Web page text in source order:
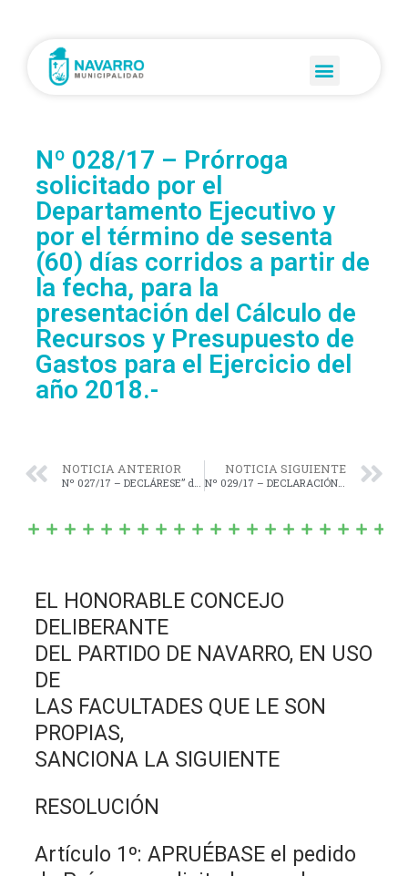
Nº 028/17 – Prórroga
solicitado por el
Departamento Ejecutivo y
por el término de sesenta
(60) días corridos a partir de
la fecha, para la
presentación del Cálculo de
Recursos y Presupuesto de
Gastos para el Ejercicio del
año 2018.-
NOTICIA ANTERIOR
Nº 027/17 – DECLÁRESE” de “INTERÉS MUNICIPAL y CULTURAL” la “6ª Fiesta de la Cultura y Educación” organizada por la Escuela Primaria Nº 19, la Escuela de Educación Secundaria Nº 2, y el Jardín de Infantes Nº 903, de la Localidad de Villa Moll.-
NOTICIA SIGUIENTE
Nº 029/17 – DECLARACIÓN” de “Interés Legislativo” del proyecto presentado por alumnos y docentes de la E.P. Nº 19 denominado “DONAR SANGRE ES DONAR VIDA”.-
EL HONORABLE CONCEJO
DELIBERANTE
DEL PARTIDO DE NAVARRO, EN USO
DE
LAS FACULTADES QUE LE SON
PROPIAS,
SANCIONA LA SIGUIENTE
RESOLUCIÓN
Artículo 1º: APRUÉBASE el pedido